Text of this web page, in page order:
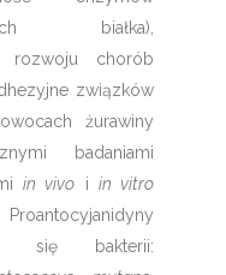
białka),
chorób
związków
żurawiny
badaniami
in vivo i in vitro
się bakterii: